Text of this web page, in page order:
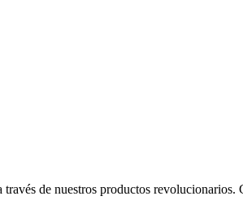
de nuestros productos revolucionarios.